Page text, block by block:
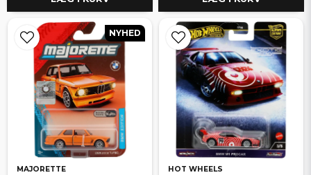
MAJORETTE
NYHED
HOT WHEELS